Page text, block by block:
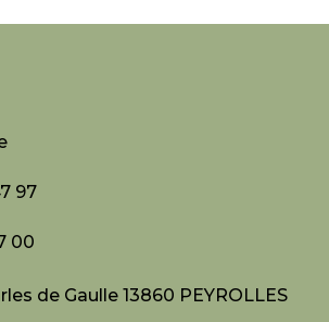
97
00
de Gaulle 13860 PEYROLLES